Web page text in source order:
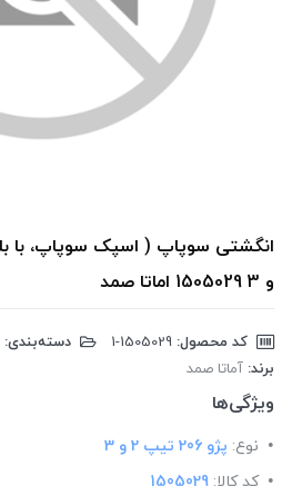
و 3 1505029 اماتا صمد
کد محصول: دسته‌بندی:
برند: آماتا صمد
ویژگی‌ها
نوع: پژو 206 تیپ 2 و 3
کد کالا: 1505029